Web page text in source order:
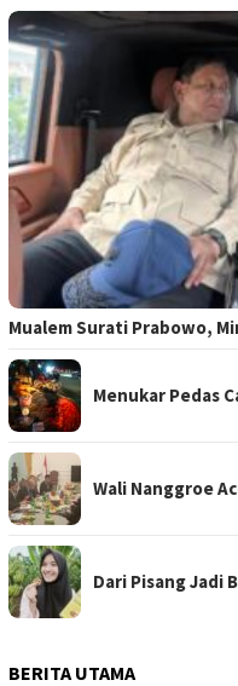
Mualem Surati Prabowo,
Menukar Pedas
Wali Nanggroe
Dari Pisang Jadi
BERITA UTAMA